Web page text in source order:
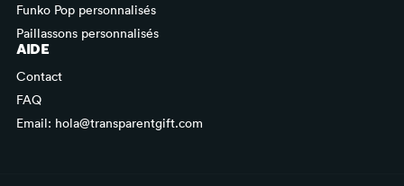
Funko Pop personnalisés
Paillassons personnalisés
AIDE
Contact
FAQ
Email: hola@transparentgift.com